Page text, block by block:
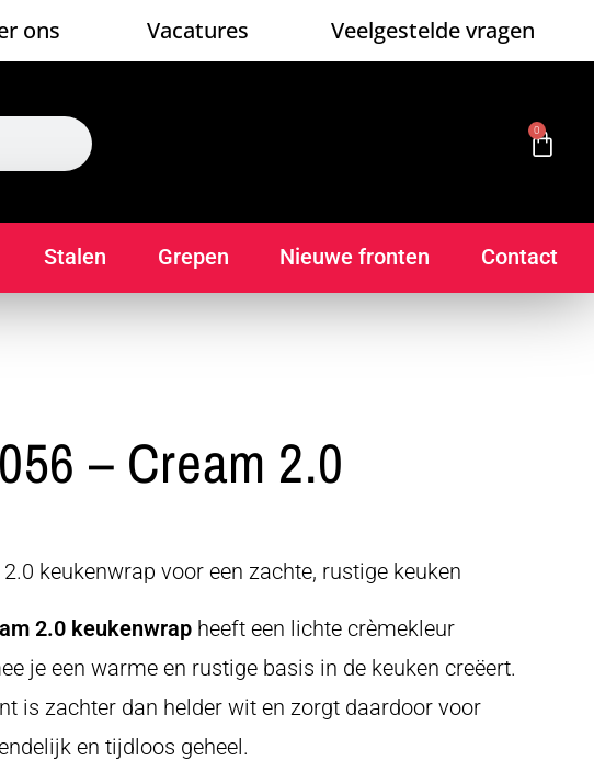
ons Vacatures Veelgestelde vragen
0
Stalen Grepen Nieuwe fronten Contact
– Cream 2.0
keukenwrap voor een zachte, rustige keuken
2.0 keukenwrap heeft een lichte crèmekleur
je een warme en rustige basis in de keuken creëert.
is zachter dan helder wit en zorgt daardoor voor
en tijdloos geheel.